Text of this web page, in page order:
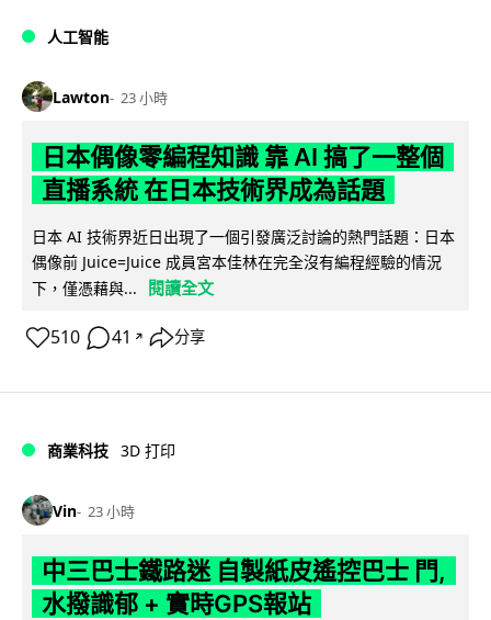
人工智能
Lawton 23 小時
日本偶像零編程知識 靠 AI 搞了一整個
直播系統 在日本技術界成為話題
日本 AI 技術界近日出現了一個引發廣泛討論的熱門話題：日本
偶像前 Juice=Juice 成員宮本佳林在完全沒有編程經驗的情況
下，僅憑藉與...
閱讀全文
510 41 ↗ 分享
商業科技 3D 打印
Vin 23 小時
中三巴士鐵路迷 自製紙皮遙控巴士 門,
水撥識郁 + 實時GPS報站